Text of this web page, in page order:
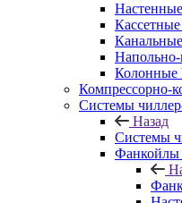
Колонные
Компрессорно-
Системы
Назад
Системы
Фанкойлы